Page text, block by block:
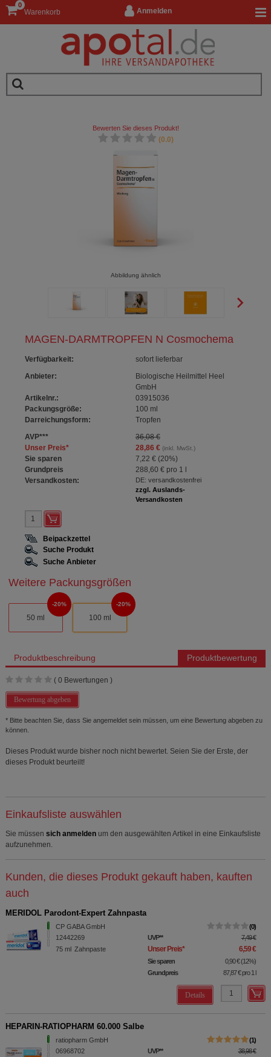
Anmelden
Warenkorb
0
MAGEN-DARMTROPFEN N Cosmochema
Verfügbarkeit:
sofort lieferbar
Anbieter:
Biologische Heilmittel Heel
GmbH
Artikelnr.:
03915036
Packungsgröße:
100 ml
Darreichungsform:
Tropfen
AVP***
36,08 €
Unser Preis* 28,86 €(inkl. MwSt.)
Sie sparen 7,22 € (20%)
Grundpreis
288,60 €pro 1 l
Versandkosten:
DE: versandkostenfrei
zzgl. Auslands-
Versandkosten
Bewerten Sie dieses Produkt!
(0.0)
Abbildung ähnlich
Beipackzettel
Suche Produkt
Suche Anbieter
Weitere Packungsgrößen
50 ml
20%
100 ml
20%
Produktbeschreibung Produktbewertung
( 0 Bewertungen )
Bewertung abgeben
* Bitte beachten Sie, dass Sie angemeldet sein müssen, um eine Bewertung abgeben zu
können.
Dieses Produkt wurde bisher noch nicht bewertet. Seien Sie der Erste, der
dieses Produkt beurteilt!
Einkaufsliste auswählen
Sie müssen sich anmelden um den ausgewählten Artikel in eine Einkaufsliste
aufzunehmen.
Kunden, die dieses Produkt gekauft haben, kauften
auch
MERIDOL Parodont-Expert Zahnpasta
CP GABA GmbH
12442269
75 ml Zahnpaste
0
UVP** 7,49 €
Unser Preis* 6,59 €
Sie sparen 0,90 € (12%)
Grundpreis
87,87 €pro 1 l
Details
HEPARIN-RATIOPHARM 60.000 Salbe
ratiopharm GmbH
06968702
1
UVP** 38,98 €